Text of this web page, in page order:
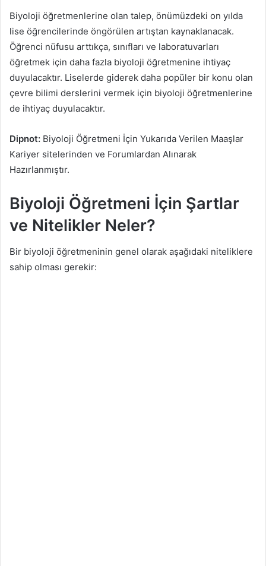
Biyoloji öğretmenlerine olan talep, önümüzdeki on yılda
lise öğrencilerinde öngörülen artıştan kaynaklanacak.
Öğrenci nüfusu arttıkça, sınıfları ve laboratuvarları
öğretmek için daha fazla biyoloji öğretmenine ihtiyaç
duyulacaktır. Liselerde giderek daha popüler bir konu olan
çevre bilimi derslerini vermek için biyoloji öğretmenlerine
de ihtiyaç duyulacaktır.
Dipnot: Biyoloji Öğretmeni İçin Yukarıda Verilen Maaşlar
Kariyer sitelerinden ve Forumlardan Alınarak
Hazırlanmıştır.
Biyoloji Öğretmeni İçin Şartlar
ve Nitelikler Neler?
Bir biyoloji öğretmeninin genel olarak aşağıdaki niteliklere
sahip olması gerekir: